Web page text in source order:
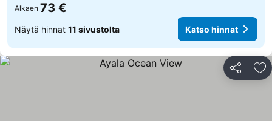
Alkaen 73 €
Näytä hinnat 11 sivustolta Katso hinnat
Jaa